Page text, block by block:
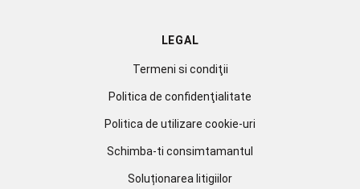
LEGAL
Termeni si condiţii
Politica de confidenţialitate
Politica de utilizare cookie-uri
Schimba-ti consimtamantul
Soluționarea litigiilor